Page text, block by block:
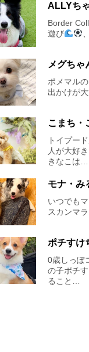
ALLYち
Border
遊び
メグちゃ
ポメマル
出かけが
こまち・
トイプー
人が大好
きなこは…
モナ・み
いつでも
スカンマ
ポチすけ
0歳しっぽ
の子ポチ
ること…